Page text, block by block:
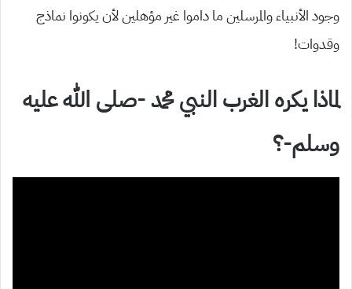
وجود الأنبياء والمرسلين ما داموا غير مؤهلين لأن يكونوا نماذج
وقدوات!
لماذا يكره الغرب النبي محمد -صلى الله عليه
وسلم-؟